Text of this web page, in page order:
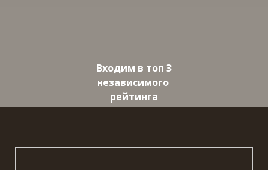
Входим в топ 3
независимого
рейтинга